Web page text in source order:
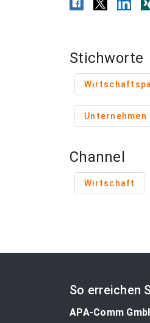
Stichworte
Unternehmen
Channel
Wirtschaft
So erreichen
APA-Comm